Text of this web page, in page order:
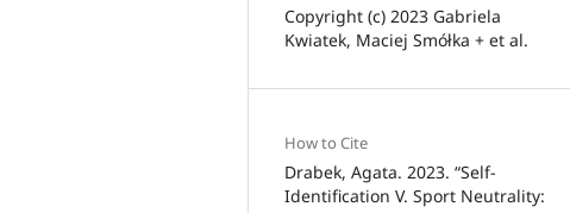
Copyright (c) 2023 Gabriela
Kwiatek, Maciej Smółka + et al.
How to Cite
Drabek, Agata. 2023. “Self-
Identification V. Sport Neutrality: